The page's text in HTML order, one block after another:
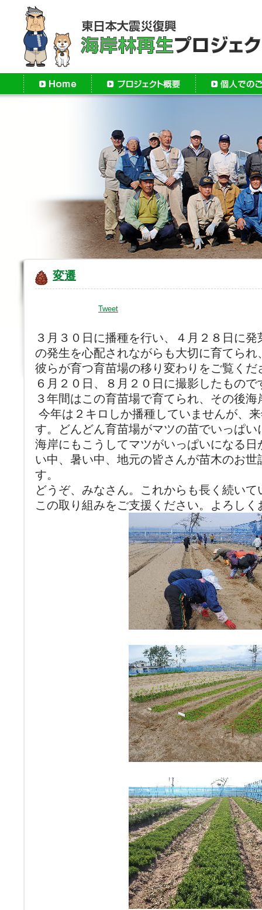
変遷
Tweet
３月３０日に播種を行い、４月２８日に
の発生を心配されながらも大切に育てら
彼らが育つ育苗場の移り変わりをご覧く
６月２０日、８月２０日に撮影したもので
３年間はこの育苗場で育てられ、その後
今年は２キロしか播種していませんが、
す。どんどん育苗場がマツの苗でいっぱい
海岸にもこうしてマツがいっぱいになる
い中、暑い中、地元の皆さんが苗木のお
す。
どうぞ、みなさん。これからも長く続い
この取り組みをご支援ください。よろしく